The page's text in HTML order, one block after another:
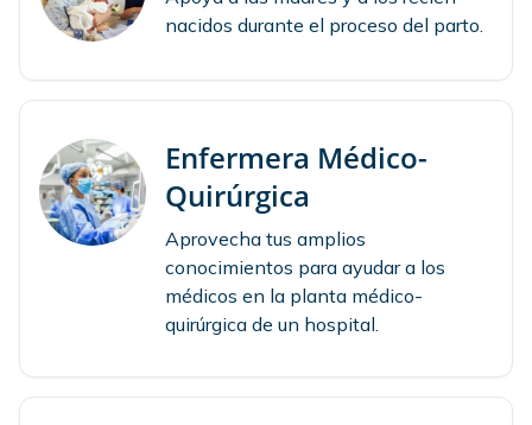
nacidos durante el proceso del parto.
Enfermera Médico-
Quirúrgica
Aprovecha tus amplios
conocimientos para ayudar a los
médicos en la planta médico-
quirúrgica de un hospital.